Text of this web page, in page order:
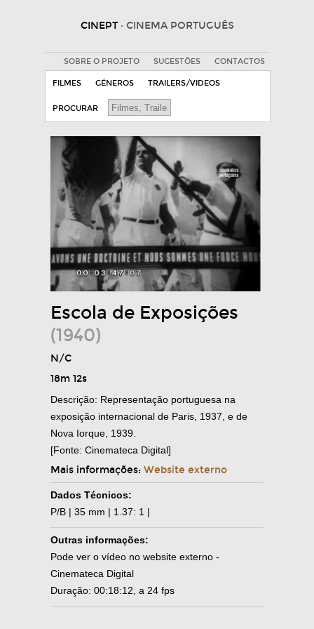
CINEPT · CINEMA PORTUGUÊS
SOBRE O PROJETO SUGESTÕES CONTACTOS
FILMES GÉNEROS TRAILERS/VIDEOS
PROCURAR
Escola de Exposições
(1940)
N/C
18m 12s
Descrição: Representação portuguesa na
exposição internacional de Paris, 1937, e de
Nova Iorque, 1939.
[Fonte: Cinemateca Digital]
Mais informações: Website externo
Dados Técnicos:
P/B | 35 mm | 1.37: 1 |
Outras informações:
Pode ver o vídeo no website externo -
Cinemateca Digital
Duração: 00:18:12, a 24 fps